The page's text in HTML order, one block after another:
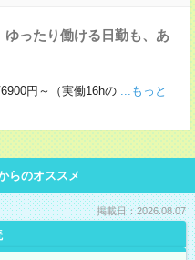
ゆったり働ける日勤も、あ
円～（実働16hの ...もっと
らのオススメ
掲載日：2026.08.07